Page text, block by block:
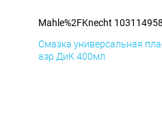
Mahle%2FKnecht
Смазка универсальная
аэр ДиК 400мл